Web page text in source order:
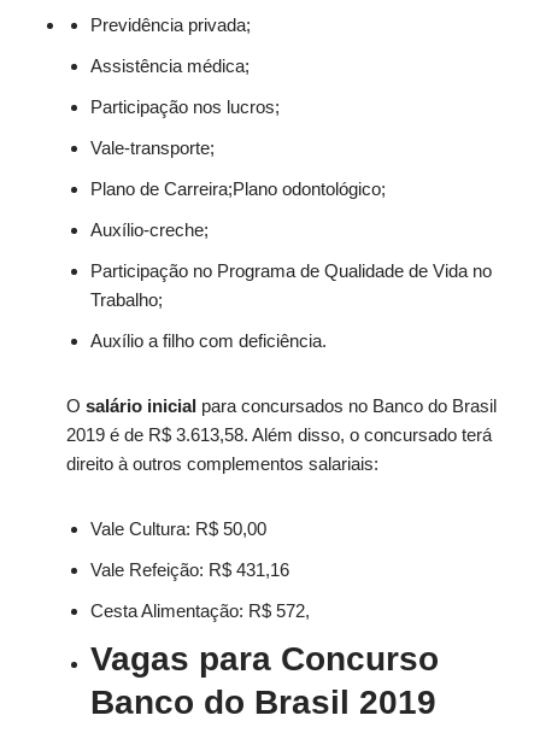
Previdência privada;
Assistência médica;
Participação nos lucros;
Vale-transporte;
Plano de Carreira;Plano odontológico;
Auxílio-creche;
Participação no Programa de Qualidade de Vida no
Trabalho;
Auxílio a filho com deficiência.
O salário inicial para concursados no Banco do Brasil
2019 é de R$ 3.613,58. Além disso, o concursado terá
direito à outros complementos salariais:
Vale Cultura: R$ 50,00
Vale Refeição: R$ 431,16
Cesta Alimentação: R$ 572,
Vagas para Concurso
Banco do Brasil 2019